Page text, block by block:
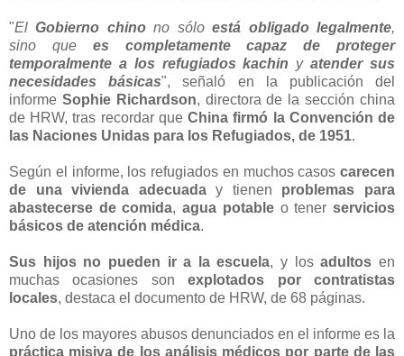
"ElGobierno chinono sóloestá obligado legalmente,
sino que es completamente capaz de proteger
temporalmente a los refugiados kachin yatender sus
necesidades básicas", señaló en la publicación del
informe Sophie Richardson, directora de la sección china
de HRW, tras recordar queChina firmó la Convención de
las Naciones Unidas para los Refugiados, de 1951.
Según el informe, los refugiados en muchos casos carecen
de una vivienda adecuaday tienen problemas para
abastecerse de comida,agua potableo tenerservicios
básicos de atención médica.
Sus hijos no pueden ir a la escuela, y losadultos en
muchas ocasiones sonexplotados por contratistas
locales, destaca el documento de HRW, de 68 páginas.
Uno de los mayores abusos denunciados en el informe es la
práctica misiva de los análisis médicos por parte de las